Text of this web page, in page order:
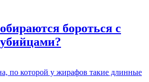
бороться с
по которой у жирафов такие длинные